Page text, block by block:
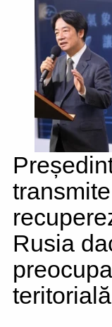
Rusia
teritorială